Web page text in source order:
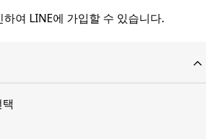
여 LINE에 가입할 수 있습니다.